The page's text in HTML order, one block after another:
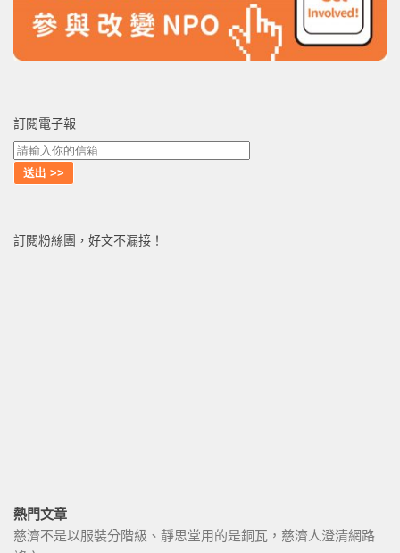
訂閱電子報
訂閱粉絲團，好文不漏接！
熱門文章
慈濟不是以服裝分階級、靜思堂用的是銅瓦，慈濟人澄清網路